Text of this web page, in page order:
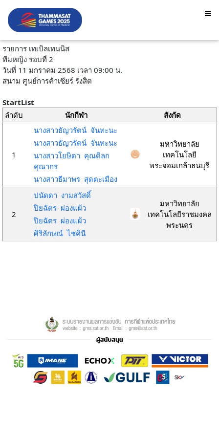
รายการ เทเบิลเทนนิส
ทีมหญิง รอบที่ 2
วันที่ 11 มกราคม 2568 เวลา 09:00 น.
สนาม ศูนย์การค้าเซียร์ รังสิต
StartList
ลำดับ
นักกีฬา สังกัด
1
นางสาวธัญวรัตน์ จันทะนะ
นางสาวธัญวรัตน์ จันทะนะ
นางสาวโยษิตา คุณดิลก
คุณากร
นางสาวธีมาพร สุดตะเมือง
มหาวิทยาลัย
เทคโนโลยี
พระจอมเกล้าธนบุรี
2
ปนัดดา งามสวัสดิ์
ปิยฉัตร ผ่องแผ้ว
ปิยฉัตร ผ่องแผ้ว
ศิริลักษณ์ ไชคินี
มหาวิทยาลัย
เทคโนโลยีราชมงคล
พระนคร